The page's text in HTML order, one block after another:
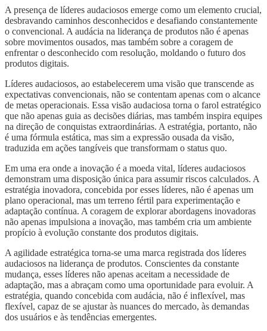
A presença de líderes audaciosos emerge como um elemento crucial,
desbravando caminhos desconhecidos e desafiando constantemente
o convencional. A audácia na liderança de produtos não é apenas
sobre movimentos ousados, mas também sobre a coragem de
enfrentar o desconhecido com resolução, moldando o futuro dos
produtos digitais.
Líderes audaciosos, ao estabelecerem uma visão que transcende as
expectativas convencionais, não se contentam apenas com o alcance
de metas operacionais. Essa visão audaciosa torna o farol estratégico
que não apenas guia as decisões diárias, mas também inspira equipes
na direção de conquistas extraordinárias. A estratégia, portanto, não
é uma fórmula estática, mas sim a expressão ousada da visão,
traduzida em ações tangíveis que transformam o status quo.
Em uma era onde a inovação é a moeda vital, líderes audaciosos
demonstram uma disposição única para assumir riscos calculados. A
estratégia inovadora, concebida por esses líderes, não é apenas um
plano operacional, mas um terreno fértil para experimentação e
adaptação contínua. A coragem de explorar abordagens inovadoras
não apenas impulsiona a inovação, mas também cria um ambiente
propício à evolução constante dos produtos digitais.
A agilidade estratégica torna-se uma marca registrada dos líderes
audaciosos na liderança de produtos. Conscientes da constante
mudança, esses líderes não apenas aceitam a necessidade de
adaptação, mas a abraçam como uma oportunidade para evoluir. A
estratégia, quando concebida com audácia, não é inflexível, mas
flexível, capaz de se ajustar às nuances do mercado, às demandas
dos usuários e às tendências emergentes.